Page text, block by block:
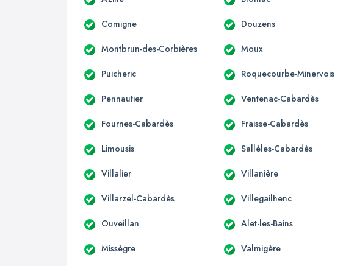
Comigne Douzens
Montbrun-des-Corbières Moux
Puicheric Roquecourbe-Minervois
Pennautier Ventenac-Cabardès
Fournes-Cabardès Fraisse-Cabardès
Limousis Sallèles-Cabardès
Villalier Villanière
Villarzel-Cabardès Villegailhenc
Ouveillan Alet-les-Bains
Missègre Valmigère